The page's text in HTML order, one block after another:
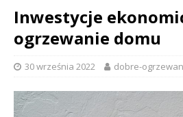
Inwestycje
ogrzewanie domu
30 września 2022 dobre-